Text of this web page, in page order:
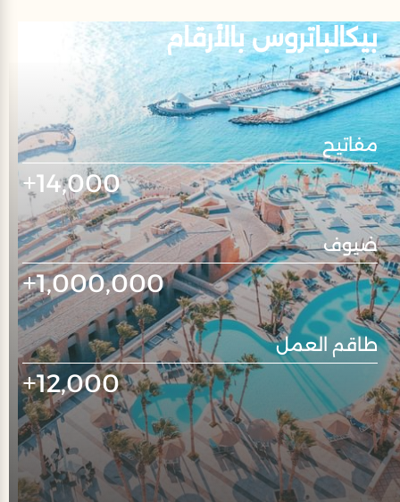
بيكالباتروس بالأرقام
مفاتيح
14,000
+
ضيوف
1,000,000
+
طاقم العمل
12,000
+